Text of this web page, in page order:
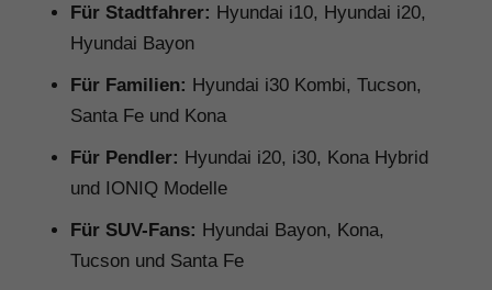
Für Stadtfahrer: Hyundai i10, Hyundai i20,
Hyundai Bayon
Für Familien: Hyundai i30 Kombi, Tucson,
Santa Fe und Kona
Für Pendler: Hyundai i20, i30, Kona Hybrid
und IONIQ Modelle
Für SUV-Fans: Hyundai Bayon, Kona,
Tucson und Santa Fe